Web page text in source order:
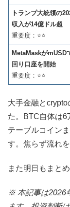
トランプ大統領の
収入が14億ドル超
重要度：⭐⭐
MetaMaskがmUSD
回り口座を開始
重要度：⭐⭐
大手金融と
た。BTC自体は6
テーブルコイン
す。焦らず流れ
また明日もまとめ
※ 本記事は2026